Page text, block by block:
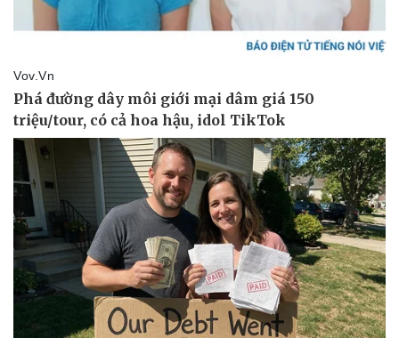
Doanh nghiệp 24h
Doanh nhân
Tin Công nghệ
Trải nghiệm
Chuyển đổi số